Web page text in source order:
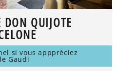
DON QUIJOTE
si vous apppréciez
Gaudi